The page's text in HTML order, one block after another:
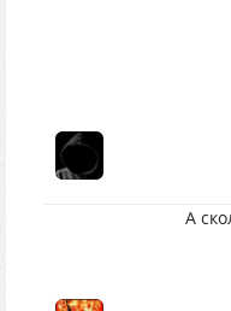
А